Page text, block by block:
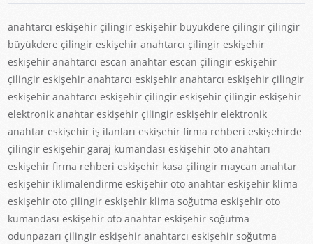
anahtarcı eskişehir çilingir eskişehir büyükdere çilingir çilingir
büyükdere çilingir eskişehir anahtarcı çilingir eskişehir
eskişehir anahtarcı escan anahtar escan çilingir eskişehir
çilingir eskişehir anahtarcı eskişehir anahtarcı eskişehir çilingir
eskişehir anahtarcı eskişehir çilingir eskişehir çilingir eskişehir
elektronik anahtar eskişehir çilingir eskişehir elektronik
anahtar eskişehir iş ilanları eskişehir firma rehberi eskişehirde
çilingir eskişehir garaj kumandası eskişehir oto anahtarı
eskişehir firma rehberi eskişehir kasa çilingir maycan anahtar
eskişehir iklimalendirme eskişehir oto anahtar eskişehir klima
eskişehir oto çilingir eskişehir klima soğutma eskişehir oto
kumandası eskişehir oto anahtar eskişehir soğutma
odunpazarı çilingir eskişehir anahtarcı eskişehir soğutma